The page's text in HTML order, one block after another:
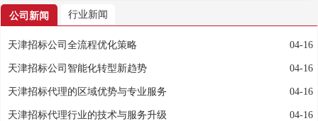
公司新闻 行业新闻
04-16
天津招标公司全流程优化策略
04-16
天津招标公司智能化转型新趋势
04-16
天津招标代理的区域优势与专业服务
04-16
天津招标代理行业的技术与服务升级